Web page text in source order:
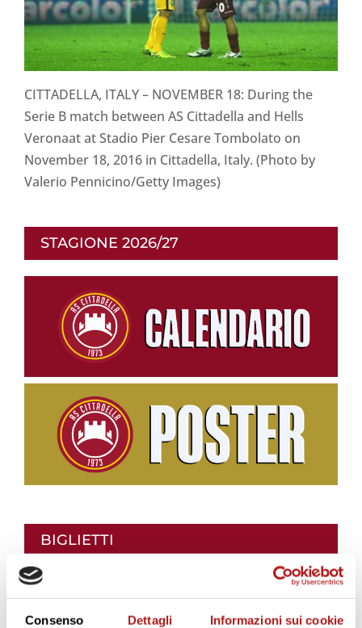
Consenso Dettagli Informazioni sui cookie
CITTADELLA, ITALY – NOVEMBER 18: During the
Serie B match between AS Cittadella and Hells
Veronaat at Stadio Pier Cesare Tombolato on
November 18, 2016 in Cittadella, Italy. (Photo by
Valerio Pennicino/Getty Images)
STAGIONE 2026/27
BIGLIETTI